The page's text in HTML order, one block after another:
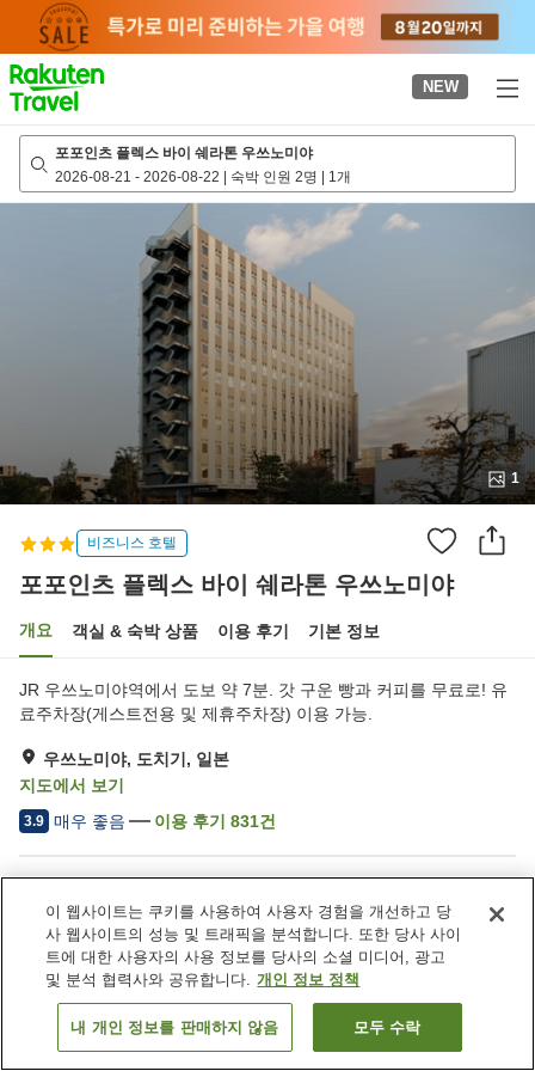
page
NEW
포포인츠 플렉스 바이 쉐라톤 우쓰노미야
2026-08-21 - 2026-08-22 | 숙박 인원 2명 | 1개
1
비즈니스 호텔
포포인츠 플렉스 바이 쉐라톤 우쓰노미야
개요 객실 & 숙박 상품 이용 후기 기본 정보
JR 우쓰노미야역에서 도보 약 7분. 갓 구운 빵과 커피를 무료로! 유
료주차장(게스트전용 및 제휴주차장) 이용 가능.
우쓰노미야, 도치기, 일본
지도에서 보기
3.9 매우 좋음 이용 후기 831건
Wi-Fi
지정된 흡연 공간
자동판매기
공용 전자레인지
일본 도치기
우쓰노미야
포포인츠 플렉스 바이 쉐라톤 우쓰노미야
객실 보기
이 웹사이트는 쿠키를 사용하여 사용자 경험을 개선하고 당
사 웹사이트의 성능 및 트래픽을 분석합니다. 또한 당사 사이
트에 대한 사용자의 사용 정보를 당사의 소셜 미디어, 광고
및 분석 협력사와 공유합니다. 개인 정보 정책
내 개인 정보를 판매하지 않음 모두 수락